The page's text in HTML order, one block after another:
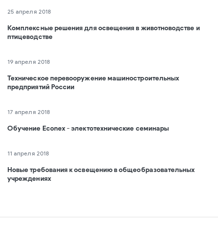
25 апреля 2018
Комплексные решения для освещения в животноводстве и
птицеводстве
19 апреля 2018
Техническое перевооружение машиностроительных
предприятий России
17 апреля 2018
Обучение Econex - электотехнические семинары
11 апреля 2018
Новые требования к освещению в общеобразовательных
учреждениях